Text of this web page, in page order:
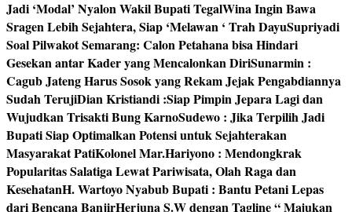
Jadi ‘Modal’ Nyalon Wakil Bupati TegalWina Ingin Bawa
Sragen Lebih Sejahtera, Siap ‘Melawan ‘ Trah DayuSupriyadi
Soal Pilwakot Semarang: Calon Petahana bisa Hindari
Gesekan antar Kader yang Mencalonkan DiriSunarmin :
Cagub Jateng Harus Sosok yang Rekam Jejak Pengabdiannya
Sudah TerujiDian Kristiandi :Siap Pimpin Jepara Lagi dan
Wujudkan Trisakti Bung KarnoSudewo : Jika Terpilih Jadi
Bupati Siap Optimalkan Potensi untuk Sejahterakan
Masyarakat PatiKolonel Mar.Hariyono : Mendongkrak
Popularitas Salatiga Lewat Pariwisata, Olah Raga dan
KesehatanH. Wartoyo Nyabub Bupati : Bantu Petani Lepas
dari Bencana BanjirHerjuna S.W dengan Tagline “ Majukan